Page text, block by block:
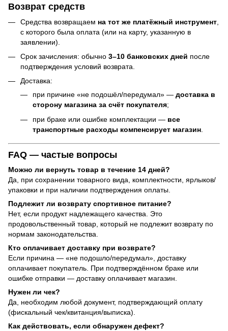
Возврат средств
Средства возвращаем на тот же платёжный инструмент
с которого была оплата (или на карту, указанную в
заявлении).
Срок зачисления: обычно 3–10 банковских дней после
подтверждения условий возврата.
Доставка:
при причине «не подошёл/передумал» — доставка в
сторону магазина за счёт покупателя;
при браке или ошибке комплектации — все
транспортные расходы компенсирует магазин
FAQ — частые вопросы
Можно ли вернуть товар в течение 14 дней?
Да, при сохранении товарного вида, комплектности, ярлыков/
упаковки и при наличии подтверждения оплаты.
Подлежит ли возврату спортивное питание?
Нет, если продукт надлежащего качества. Это
продовольственный товар, который не подлежит возврату по
нормам законодательства.
Кто оплачивает доставку при возврате?
Если причина — «не подошло/передумал», доставку
оплачивает покупатель. При подтверждённом браке или
ошибке отправки — доставку оплачивает магазин.
Нужен ли чек?
Да, необходим любой документ, подтверждающий оплату
(фискальный чек/квитанция/выписка).
Как действовать, если обнаружен дефект?